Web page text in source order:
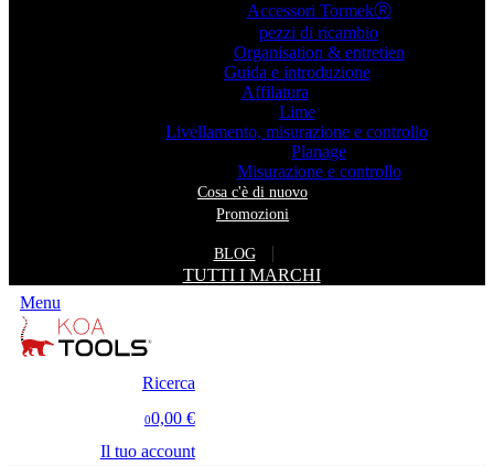
Accessori TormekⓇ
pezzi di ricambio
Organisation & entretien
Guida e introduzione
Affilatura
Lime
Livellamento, misurazione e controllo
Planage
Misurazione e controllo
Cosa c'è di nuovo
Promozioni
BLOG
TUTTI I MARCHI
Menu
Ricerca
00,00 €
Il tuo account